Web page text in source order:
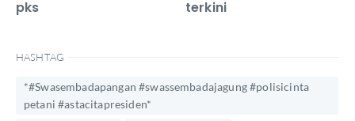
pks
terkini
HASHTAG
*#Swasembadapangan #swassembadajagung #polisicinta
petani #astacitapresiden*